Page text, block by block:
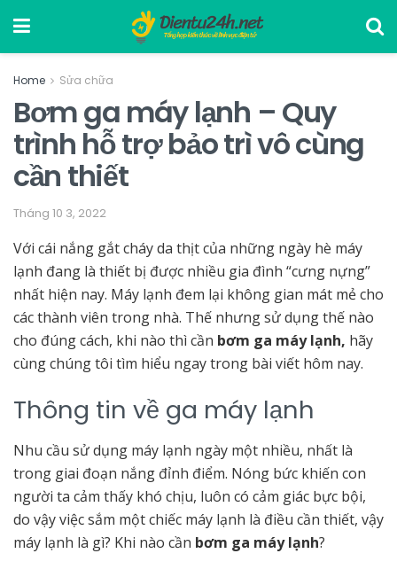
Home Sửa chữa
Bơm ga máy lạnh – Quy
trình hỗ trợ bảo trì vô cùng
cần thiết
Tháng 10 3, 2022
Với cái nắng gắt cháy da thịt của những ngày hè máy
lạnh đang là thiết bị được nhiều gia đình “cưng nựng”
nhất hiện nay. Máy lạnh đem lại không gian mát mẻ cho
các thành viên trong nhà. Thế nhưng sử dụng thế nào
cho đúng cách, khi nào thì cần bơm ga máy lạnh, hãy
cùng chúng tôi tìm hiểu ngay trong bài viết hôm nay.
Thông tin về ga máy lạnh
Nhu cầu sử dụng máy lạnh ngày một nhiều, nhất là
trong giai đoạn nắng đỉnh điểm. Nóng bức khiến con
người ta cảm thấy khó chịu, luôn có cảm giác bực bội,
do vậy việc sắm một chiếc máy lạnh là điều cần thiết, vậy
máy lạnh là gì? Khi nào cần bơm ga máy lạnh?